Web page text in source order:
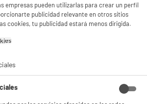
Starbucks By Nespresso
Columbia 7
empresas pueden utilizarlas para crear un perfil
publicidad relevante en otros sitios
cookies, tu publicidad estará menos dirigida.